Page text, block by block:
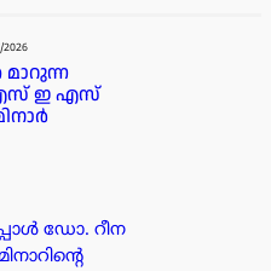
2026
ഇ എസ്
ഡോ. റീന